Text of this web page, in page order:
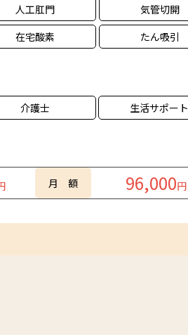
人工肛門
気管切開
在宅酸素 たん吸引
介護士 生活サポート
月 額 96,000円